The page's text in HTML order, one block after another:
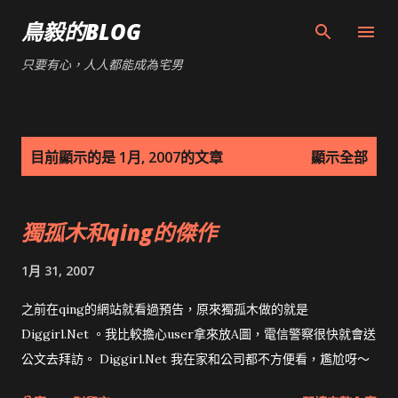
鳥毅的BLOG
只要有心，人人都能成為宅男
目前顯示的是 1月, 2007的文章 顯示全部
獨孤木和qing的傑作
1月 31, 2007
之前在qing的網站就看過預告，原來獨孤木做的就是
Diggirl.Net 。我比較擔心user拿來放A圖，電信警察很快就會送
公文去拜訪。 Diggirl.Net 我在家和公司都不方便看，尷尬呀～